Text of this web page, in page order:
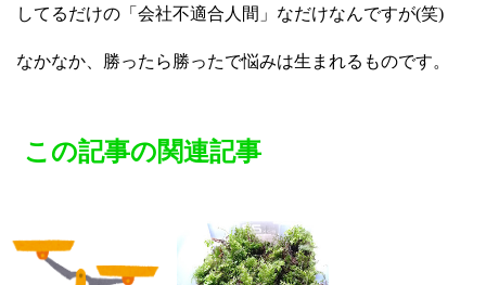
してるだけの「会社不適合人間」なだけなんですが(笑)
なかなか、勝ったら勝ったで悩みは生まれるものです。
この記事の関連記事